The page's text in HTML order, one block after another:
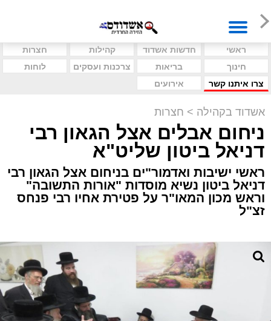
ראשי חדשות אשדוד קהילות
חצרות
חינוך
בריאות צרכנות ועסקים
לוחות
צרו איתנו קשר
אירועים
אשדוד בקהילה > חצרות
ניחום אבלים אצל הגאון רבי
דניאל ביטון שליט"א
ראשי ישיבות ואדמור"ים בניחום אצל הגאון רבי
דניאל ביטון נשיא מוסדות "אורות התשובה"
וראש מכון המאו"ר על פטירת אחיו רבי פנחס
זצ"ל